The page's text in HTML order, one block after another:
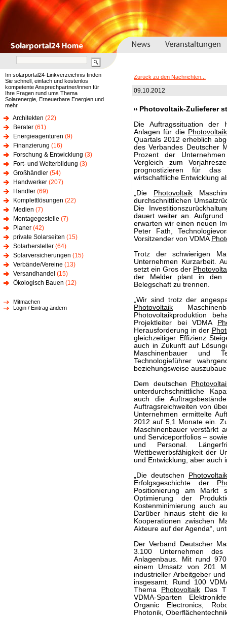
Im solarportal24-Linkverzeichnis finden
Sie schnell, einfach und kostenlos
kompetente Ansprechpartner/innen für
Ihre Fragen rund ums Thema
Solarenergie, Erneuerbare Energien und
mehr.
Architekten (22)
Berater (61)
Energieagenturen (9)
Finanzierung (16)
Forschung & Entwicklung (3)
Fort- und Weiterbildung (3)
Großhändler (54)
Handwerker (207)
Händler (69)
Komplettlösungen (22)
Medien (7)
Montagegestelle (7)
Planer (42)
private Solarseiten (15)
Solarhersteller (64)
Solarversicherungen (15)
Verbände/Vereine (13)
Versandhandel (15)
Ökologisch Bauen (12)
Mitmachen
Login / Eintrag ändern
Zurück zu den Nachrichten...
09.10.2012
Photovoltaik-Zulieferer
Die Auftragssituation der
Anlagen für die Photovoltaik
Quartals 2012 erheblich
des Verbandes Deutscher
Prozent der
Vergleich zum
prognostizieren für
wirtschaftliche Entwicklung
„Die
Photovoltaik
durchschnittlichen
Die
dauert weiter an.
erwarten wir einen neuen
Peter Fath,
Vorsitzender von VDMA
Trotz der schwierigen
Unternehmen Kurzarbeit.
setzt ein Gros der
der Melder plant in den
Belegschaft zu trennen.
„Wir sind trotz der
Photovoltaik
Photovoltaikproduktion
Projektleiter bei VDMA
Herausforderung in der
gleichzeitiger Effizienz
auch in Zukunft auf
Maschinenbauer und
Technologieführer
beziehungsweise
Dem deutschen
unterdurchschnittliche
auch die
Auftragsreichweiten von
Unternehmen ermittelte
2012 auf 5,1 Monate ein.
Maschinenbauer verstärkt
und Serviceportfolios –
und Personal.
Wettbewerbsfähigkeit der
und Entwicklung, aber auch
„Die deutschen
Photovoltaik
Erfolgsgeschichte der
Positionierung am Markt
Optimierung der
Kostenminimierung auch
Darüber hinaus steht die
Kooperationen zwischen
Akteure auf der Agenda“,
Der Verband Deutscher
3.100 Unternehmen des
Anlagenbaus. Mit rund
einem Umsatz von 201
industrieller Arbeitgeber
insgesamt. Rund 100
Thema
Photovoltaik Das
VDMA-Sparten
Organic Electronics,
Photonik,